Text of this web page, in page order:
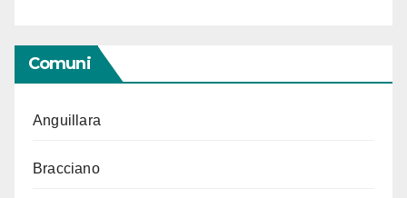
Comuni
Anguillara
Bracciano